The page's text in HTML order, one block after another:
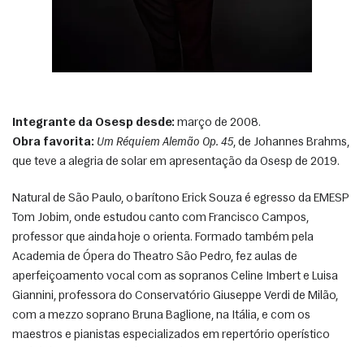
Integrante da Osesp desde: março de 2008.
Obra favorita: Um Réquiem Alemão Op. 45, de Johannes Brahms,
que teve a alegria de solar em apresentação da Osesp de 2019.
Natural de São Paulo, o barítono Erick Souza é egresso da EMESP
Tom Jobim, onde estudou canto com Francisco Campos,
professor que ainda hoje o orienta. Formado também pela
Academia de Ópera do Theatro São Pedro, fez aulas de
aperfeiçoamento vocal com as sopranos Celine Imbert e Luisa
Giannini, professora do Conservatório Giuseppe Verdi de Milão,
com a mezzo soprano Bruna Baglione, na Itália, e com os
maestros e pianistas especializados em repertório operístico